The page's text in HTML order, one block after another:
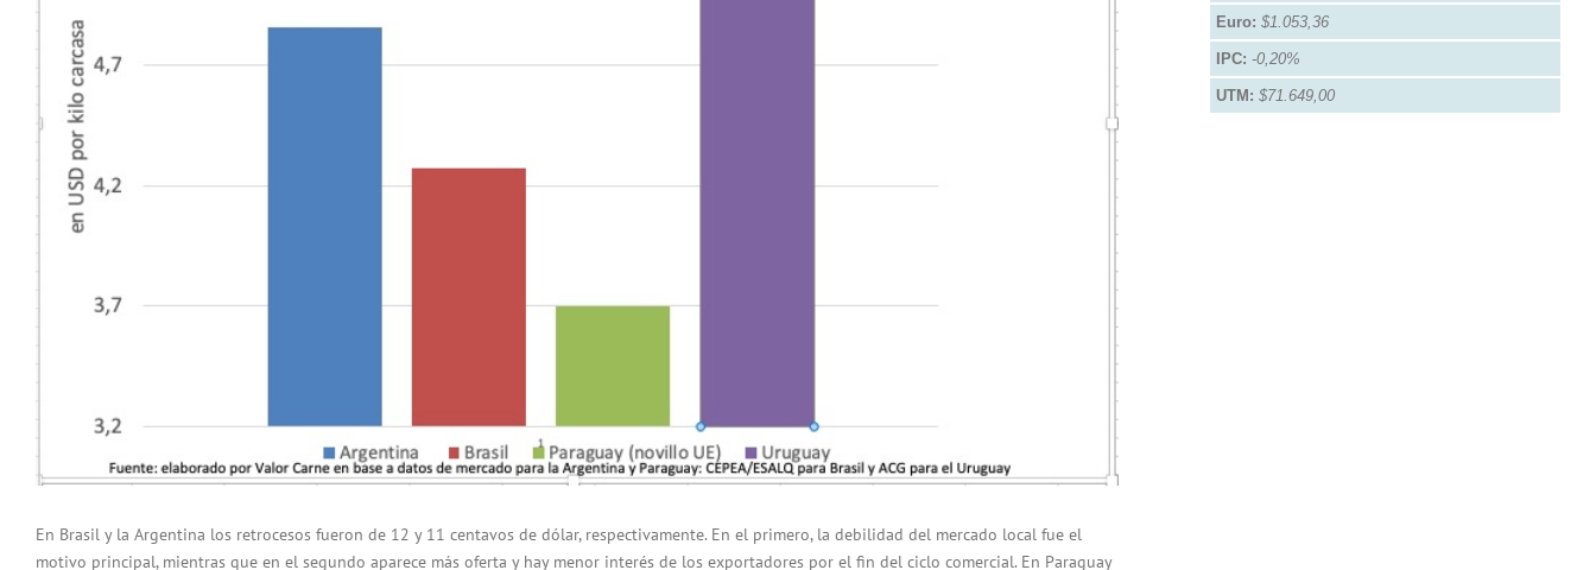
En Brasil y la Argentina los retrocesos fueron de 12 y 11 centavos de dólar, respectivamente. En el primero, la debilidad del mercado local fue el
motivo principal, mientras que en el segundo aparece más oferta y hay menor interés de los exportadores por el fin del ciclo comercial. En Paraguay
Euro: $1.053,36
IPC: -0,20%
UTM: $71.649,00